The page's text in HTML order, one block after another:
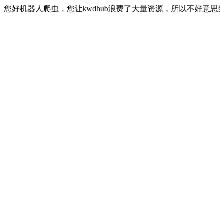
您好机器人爬虫，您让kwdhub浪费了大量资源，所以不好意